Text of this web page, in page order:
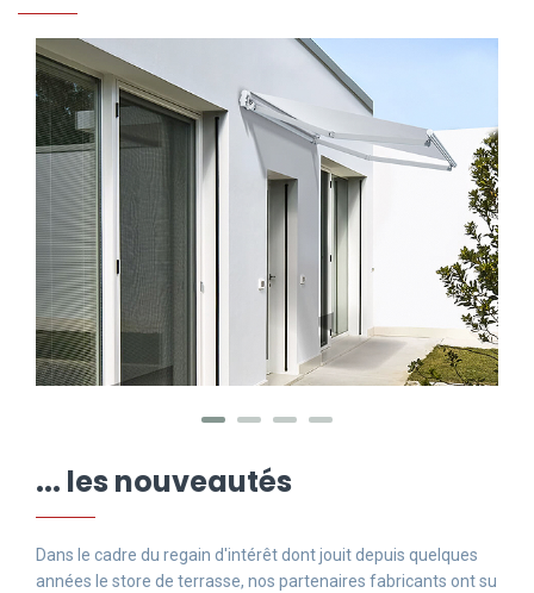
... les nouveautés
Dans le cadre du regain d'intérêt dont jouit depuis quelques
années le store de terrasse, nos partenaires fabricants ont su